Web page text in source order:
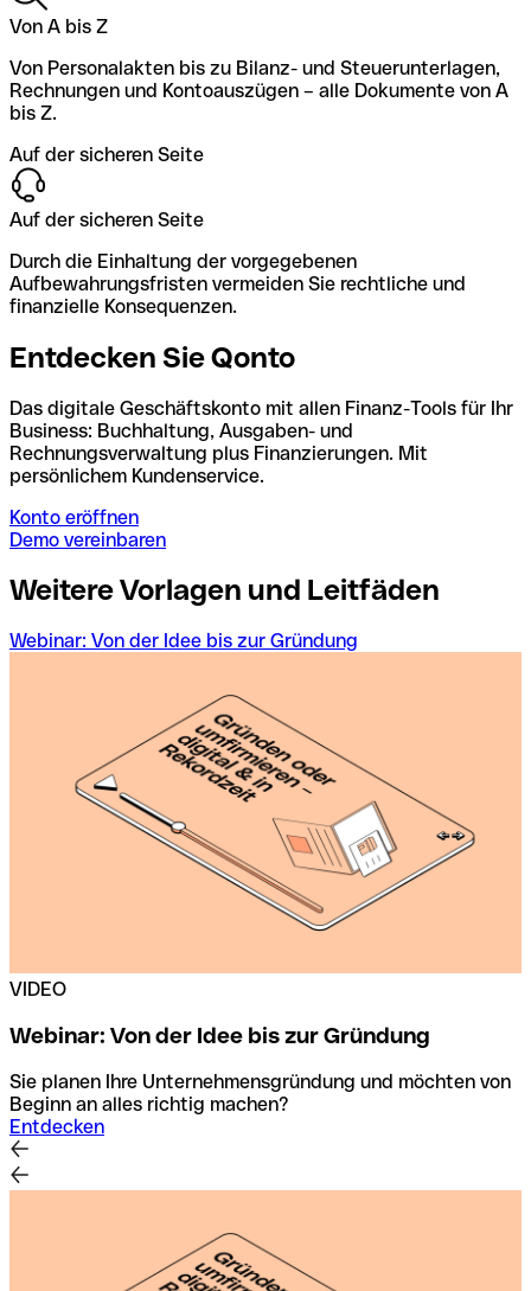
Von A bis Z
Von Personalakten bis zu Bilanz- und Steuerunterlagen,
Rechnungen und Kontoauszügen – alle Dokumente von A
bis Z.
Auf der sicheren Seite
Auf der sicheren Seite
Durch die Einhaltung der vorgegebenen
Aufbewahrungsfristen vermeiden Sie rechtliche und
finanzielle Konsequenzen.
Entdecken Sie Qonto
Das digitale Geschäftskonto mit allen Finanz-Tools für Ihr
Business: Buchhaltung, Ausgaben- und
Rechnungsverwaltung plus Finanzierungen. Mit
persönlichem Kundenservice.
Konto eröffnen
Demo vereinbaren
Weitere Vorlagen und Leitfäden
Webinar: Von der Idee bis zur Gründung
VIDEO
Webinar: Von der Idee bis zur Gründung
Sie planen Ihre Unternehmensgründung und möchten von
Beginn an alles richtig machen?
Entdecken